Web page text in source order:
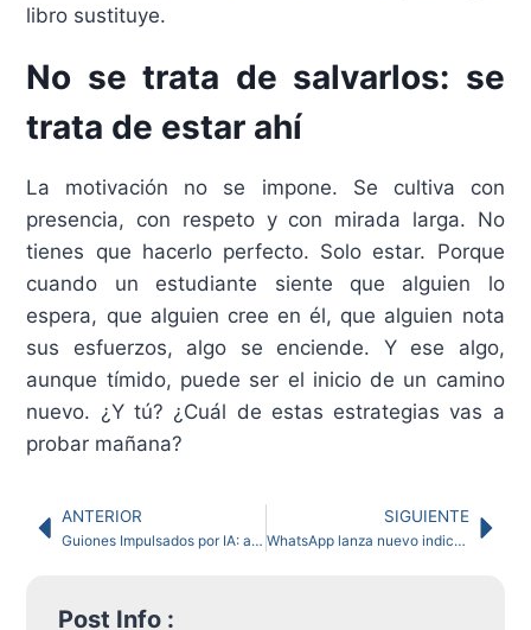
libro sustituye.
No se trata de salvarlos: se
trata de estar ahí
La motivación no se impone. Se cultiva con
presencia, con respeto y con mirada larga. No
tienes que hacerlo perfecto. Solo estar. Porque
cuando un estudiante siente que alguien lo
espera, que alguien cree en él, que alguien nota
sus esfuerzos, algo se enciende. Y ese algo,
aunque tímido, puede ser el inicio de un camino
nuevo. ¿Y tú? ¿Cuál de estas estrategias vas a
probar mañana?
ANTERIOR
Guiones Impulsados por IA: acelera la creación de contenido académico y de podcast
SIGUIENTE
WhatsApp lanza nuevo indicador para chats grupales que revela quién escribe
Post Info :